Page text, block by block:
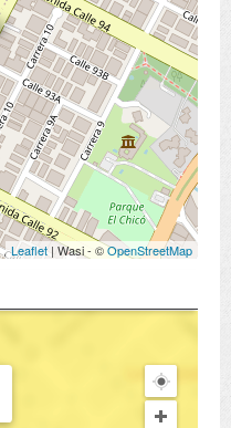
Leaflet | Wasi - ©OpenStreetMap